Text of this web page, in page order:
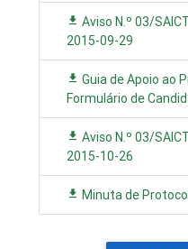
Aviso N.º 03/
2015-09-29
Guia de Apoio ao
Formulário de
Aviso N.º 03/
2015-10-26
Minuta de